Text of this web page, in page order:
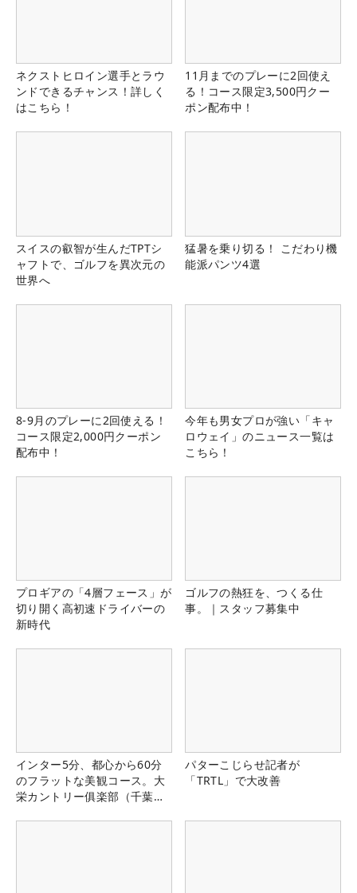
ネクストヒロイン選手とラウ
ンドできるチャンス！詳しく
はこちら！
11月までのプレーに2回使え
る！コース限定3,500円クー
ポン配布中！
スイスの叡智が生んだTPTシ
ャフトで、ゴルフを異次元の
世界へ
猛暑を乗り切る！ こだわり機
能派パンツ4選
8-9月のプレーに2回使える！
コース限定2,000円クーポン
配布中！
今年も男女プロが強い「キャ
ロウェイ」のニュース一覧は
こちら！
プロギアの「4層フェース」が
切り開く高初速ドライバーの
新時代
ゴルフの熱狂を、つくる仕
事。｜スタッフ募集中
インター5分、都心から60分
のフラットな美観コース。大
栄カントリー俱楽部（千葉
パターこじらせ記者が
「TRTL」で大改善